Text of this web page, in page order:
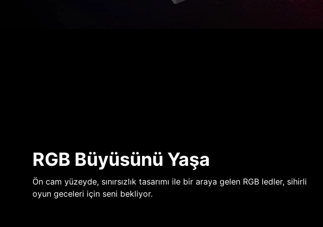
RGB Büyüsünü Yaşa
Ön cam yüzeyde, sınırsızlık tasarımı ile bir araya gelen RGB ledler, sihirli
oyun geceleri için seni bekliyor.